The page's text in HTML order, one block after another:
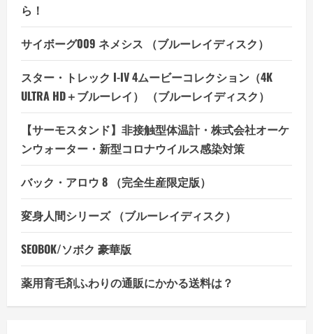
ら！
サイボーグ009 ネメシス （ブルーレイディスク）
スター・トレック I-IV 4ムービーコレクション（4K
ULTRA HD＋ブルーレイ） （ブルーレイディスク）
【サーモスタンド】非接触型体温計・株式会社オーケ
ンウォーター・新型コロナウイルス感染対策
バック・アロウ 8 （完全生産限定版）
変身人間シリーズ （ブルーレイディスク）
SEOBOK/ソボク 豪華版
薬用育毛剤ふわりの通販にかかる送料は？